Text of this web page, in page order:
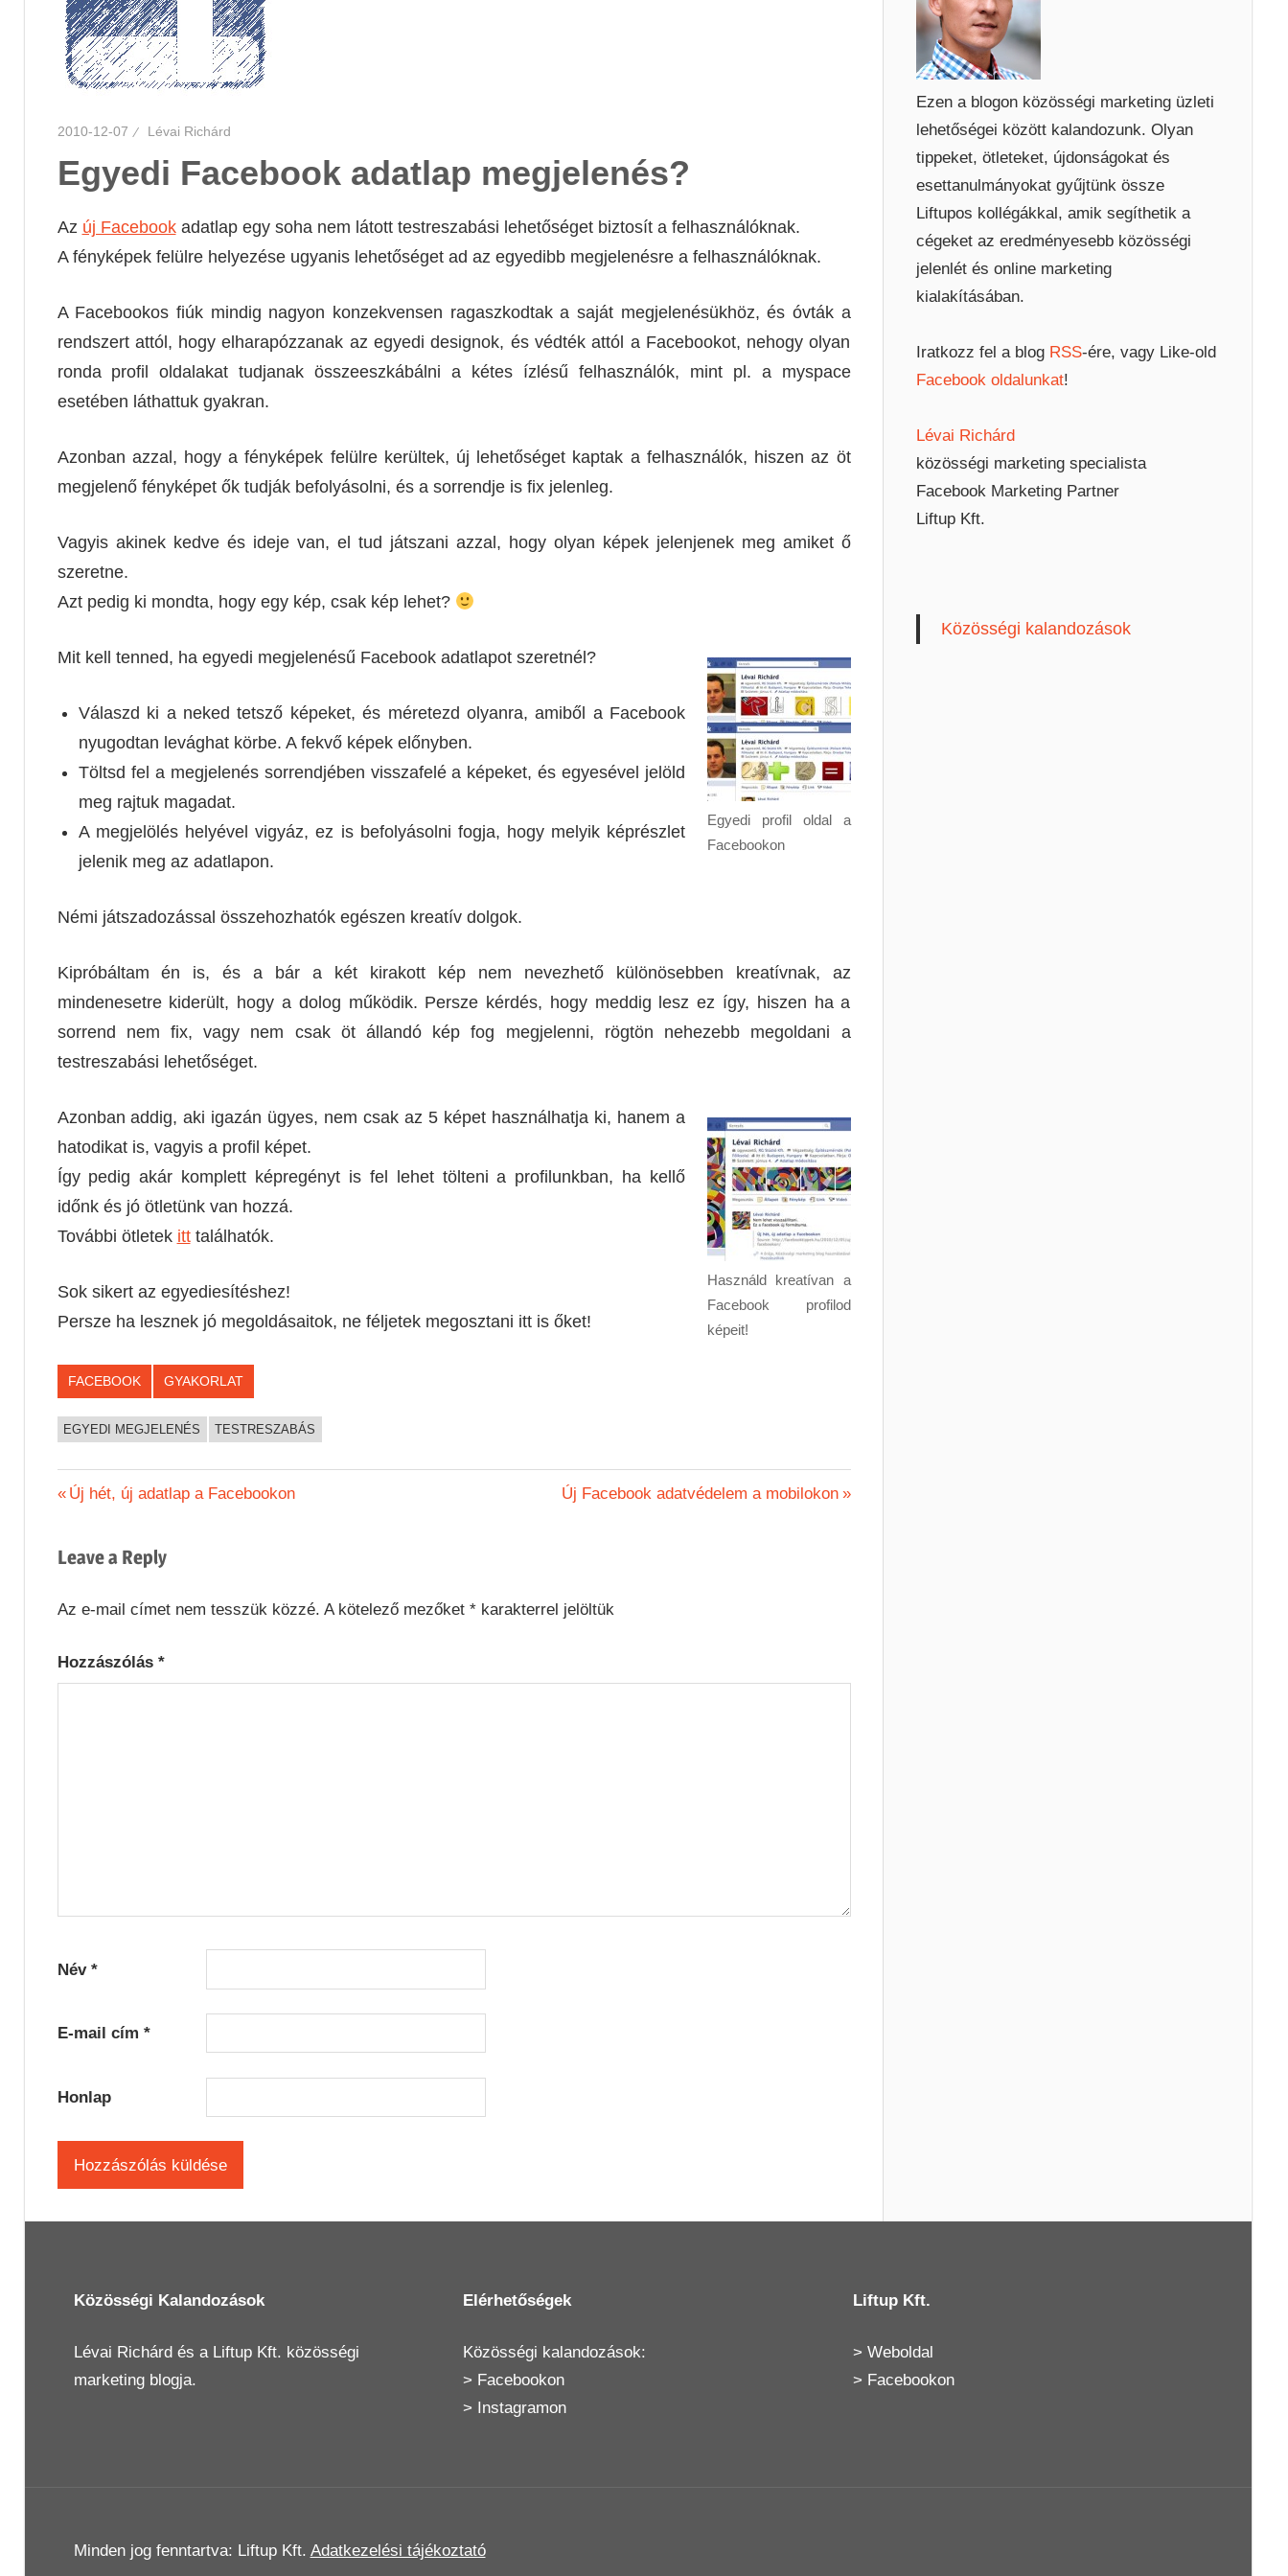
2010-12-07 Lévai Richárd
Egyedi Facebook adatlap megjelenés?
Az új Facebookadatlap egy soha nem látott testreszabási lehetőséget biztosít a felhasználóknak.
A fényképek felülre helyezése ugyanis lehetőséget ad az egyedibb megjelenésre a felhasználóknak.
A Facebookos fiúk mindig nagyon konzekvensen ragaszkodtak a saját megjelenésükhöz, és óvták a
rendszert attól, hogy elharapózzanak az egyedi designok, és védték attól a Facebookot, nehogy olyan
ronda profil oldalakat tudjanak összeeszkábálni a kétes ízlésű felhasználók, mint pl. a myspace
esetében láthattuk gyakran.
Azonban azzal, hogy a fényképek felülre kerültek, új lehetőséget kaptak a felhasználók, hiszen az öt
megjelenő fényképet ők tudják befolyásolni, és a sorrendje is fix jelenleg.
Vagyis akinek kedve és ideje van, el tud játszani azzal, hogy olyan képek jelenjenek meg amiket ő
szeretne.
Azt pedig ki mondta, hogy egy kép, csak kép lehet?
Egyedi profil oldal a
Facebookon
Mit kell tenned, ha egyedi megjelenésű Facebook adatlapot szeretnél?
Válaszd ki a neked tetsző képeket, és méretezd olyanra, amiből a Facebook
nyugodtan levághat körbe. A fekvő képek előnyben.
Töltsd fel a megjelenés sorrendjében visszafelé a képeket, és egyesével jelöld
meg rajtuk magadat.
A megjelölés helyével vigyáz, ez is befolyásolni fogja, hogy melyik képrészlet
jelenik meg az adatlapon.
Némi játszadozással összehozhatók egészen kreatív dolgok.
Kipróbáltam én is, és a bár a két kirakott kép nem nevezhető különösebben kreatívnak, az
mindenesetre kiderült, hogy a dolog működik. Persze kérdés, hogy meddig lesz ez így, hiszen ha a
sorrend nem fix, vagy nem csak öt állandó kép fog megjelenni, rögtön nehezebb megoldani a
testreszabási lehetőséget.
Használd kreatívan a
Facebook profilod
képeit!
Azonban addig, aki igazán ügyes, nem csak az 5 képet használhatja ki, hanem a
hatodikat is, vagyis a profil képet.
Így pedig akár komplett képregényt is fel lehet tölteni a profilunkban, ha kellő
időnk és jó ötletünk van hozzá.
További ötletek itttalálhatók.
Sok sikert az egyediesítéshez!
Persze ha lesznek jó megoldásaitok, ne féljetek megosztani itt is őket!
FACEBOOK GYAKORLAT
EGYEDI MEGJELENÉS TESTRESZABÁS
Bejegyzés
Previous
Új hét, új adatlap a Facebookon
Next
Új Facebook adatvédelem a mobilokon
Leave a Reply
Az e-mail címet nem tesszük közzé. A kötelező mezőket *karakterrel jelöltük
Hozzászólás *
Név *
E-mail cím *
Honlap
Ezen a blogon közösségi marketing üzleti
lehetőségei között kalandozunk. Olyan
tippeket, ötleteket, újdonságokat és
esettanulmányokat gyűjtünk össze
Liftupos kollégákkal, amik segíthetik a
cégeket az eredményesebb közösségi
jelenlét és online marketing
kialakításában.
Iratkozz fel a blog RSS-ére, vagy Like-old
Facebook oldalunkat!
Lévai Richárd
közösségi marketing specialista
Facebook Marketing Partner
Liftup Kft.
Közösségi kalandozások
Közösségi Kalandozások
Lévai Richárd és a Liftup Kft. közösségi
marketing blogja.
Elérhetőségek
Közösségi kalandozások:
> Facebookon
>
Instagramon
Liftup Kft.
>Weboldal
> Facebookon
Minden jog fenntartva: Liftup Kft. Adatkezelési tájékoztató